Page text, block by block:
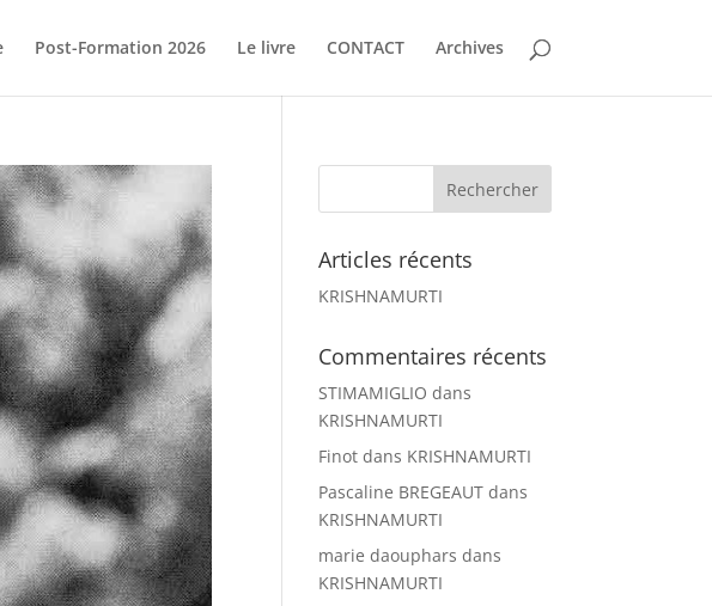
Post-Formation 2026 Le livre CONTACT Archives
Articles récents
KRISHNAMURTI
Commentaires récents
STIMAMIGLIO dans
KRISHNAMURTI
Finot dans KRISHNAMURTI
Pascaline BREGEAUT dans
KRISHNAMURTI
marie daouphars dans
KRISHNAMURTI